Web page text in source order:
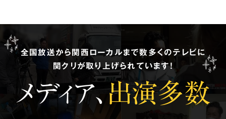
全国放送から関西ローカルまで数多くのテレビに
関クリが取り上げられています!
メディア、出演多数